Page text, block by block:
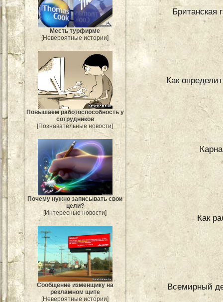
Месть турфирме
[Невероятные истории]
Повышаем работоспособность у
сотрудников
[Познавательные новости]
Почему нужно записывать свои
цели?
[Интересные новости]
Сообщение изменщику на
рекламном щите
[Невероятные истории]
Британская
Как
Как
Всемирный